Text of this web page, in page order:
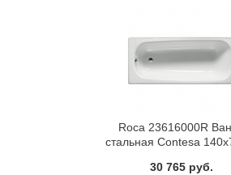
Roca 23616000R
стальная Contesa
30 765 руб.